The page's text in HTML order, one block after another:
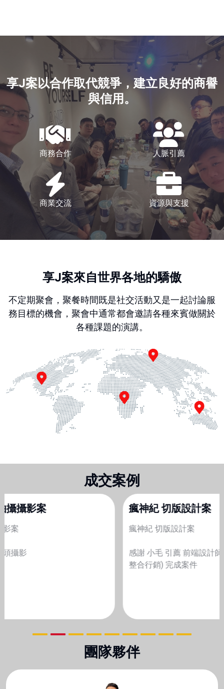
享J案以合作取代競爭，建立良好的商譽
與信用。
商務合作 人脈引薦
商業交流 資源與支援
享J案來自世界各地的驕傲
不定期聚會，聚餐時間既是社交活動又是一起討論服
務目標的機會，聚會中通常都會邀請各種來賓做關於
各種課題的演講。
成交案例
瘋神紀 切版設計案
瘋神紀 切版設計案
感謝 小毛 引薦 前端設計師 協助 Mio(整合行銷-Mio​-AIO
團隊夥伴